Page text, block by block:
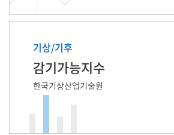
기상/기후
감기가능지수
한국기상산업기술원